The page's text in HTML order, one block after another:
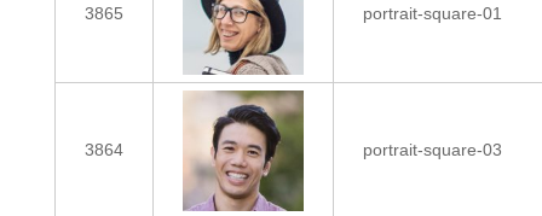
3865 portrait-square-01
3864 portrait-square-03